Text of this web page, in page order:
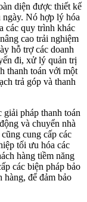
diện được thiết kế
ngày. Nó hợp lý hóa
các quy trình khác
cao trải nghiệm
hỗ trợ các doanh
đi, xử lý quản trị
thanh toán với một
trả góp và thanh
giải pháp thanh toán
và chuyển nhà
cung cấp các
tối ưu hóa các
hàng tiềm năng
các biện pháp bảo
hàng, để đảm bảo